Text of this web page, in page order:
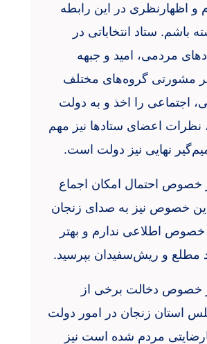
اظهارنظری در این رابطه
باشم. ستاد انتخاباتی در
مردمی، امید و جبهه
مشورتی گروه‌های مختلف
اجتماعی را اخذ و به دولت
نظرات اعضای ستادها نیز مهم
نهایی نیز دولت است.
خصوص احتمال امکان اجماع
خصوص نیز به صدای زنجان
اطلاعی ندارم و بهتر
مطلع و ریش‌سفیدان بپرسید.
خصوص دخالت برخی از
استان زنجان در امور دولت
مردم شده است نیز